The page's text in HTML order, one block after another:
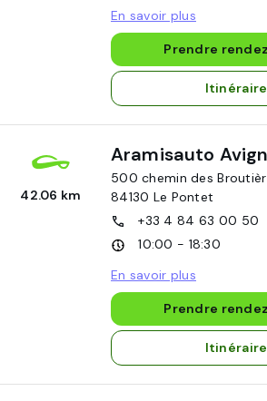
En savoir plus
Prendre
Itinéraire
42.06 km
Aramisauto
500 chemin des
84130 Le Pontet
+33 4 84 63 00 50
10:00 - 18:30
En savoir plus
Prendre
Itinéraire